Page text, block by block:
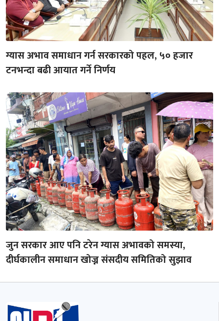
ग्यास अभाव समाधान गर्न सरकारको पहल, ५० हजार
टनभन्दा बढी आयात गर्ने निर्णय
जुन सरकार आए पनि टरेन ग्यास अभावको समस्या,
दीर्घकालीन समाधान खोज्न संसदीय समितिको सुझाव